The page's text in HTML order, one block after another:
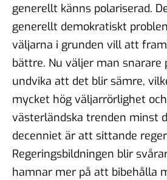
generellt känns polariserad.
generellt demokratiskt
väljarna i grunden vill att
bättre. Nu väljer man
undvika att det blir sämre,
mycket hög väljarrörlighet
västerländska trenden minst
decenniet är att sittande
Regeringsbildningen blir
hamnar mer på att bibehålla